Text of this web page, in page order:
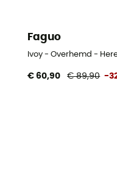
Faguo
Ivoy - Overhemd -
€ 60,90 € 89,90 -